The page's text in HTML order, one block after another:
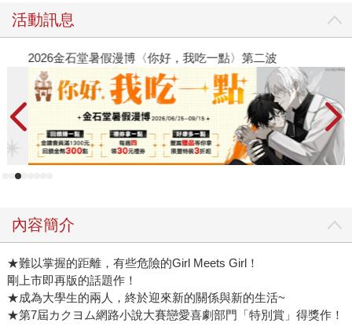
活動訊息
2026金石堂暑假漫博〈你好，我吃一點〉第二波
內容簡介
★難以掌握的距離，有些危險的Girl Meets Girl！
剛上市即再版的話題作！
★成為大學生的兩人，終於迎來新的關係與新的生活~
★第7屆カクヨム網路小說大賽戀愛喜劇部門「特別賞」得獎作！